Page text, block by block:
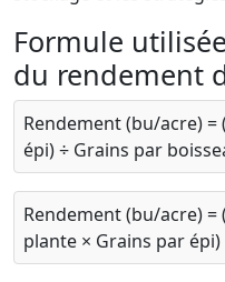
Formule
du rendement
Rendement (bu/acre) =
épi) ÷ Grains par
Rendement (bu/acre) =
plante × Grains par